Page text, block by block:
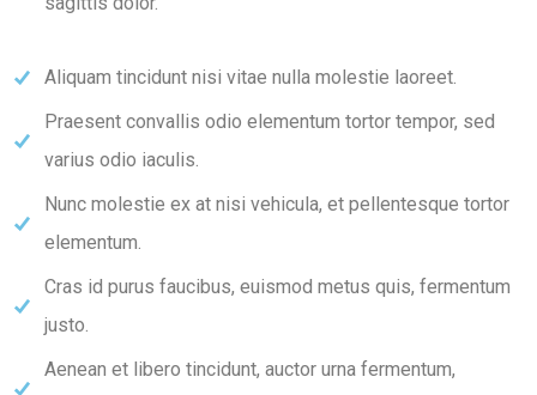
Aliquam tincidunt nisi vitae nulla molestie laoreet.
Praesent convallis odio elementum tortor tempor, sed
varius odio iaculis.
Nunc molestie ex at nisi vehicula, et pellentesque tortor
elementum.
Cras id purus faucibus, euismod metus quis, fermentum
justo.
Aenean et libero tincidunt, auctor urna fermentum,